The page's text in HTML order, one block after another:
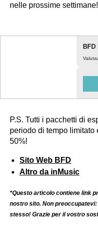
nelle prossime settimane!
BFD
P.S. Tutti i pacchetti di
periodo di tempo limitato
50%!
Sito Web BFD
Altro da inMusic
*Questo articolo contiene link
nostro sito. Non
stesso! Grazie per il vostro